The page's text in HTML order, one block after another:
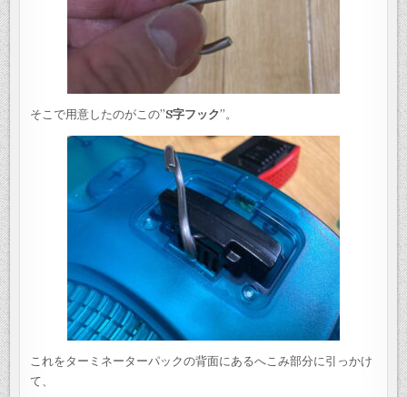
そこで用意したのがこの”S字フック”。
これをターミネーターパックの背面にあるへこみ部分に引っかけ
て、